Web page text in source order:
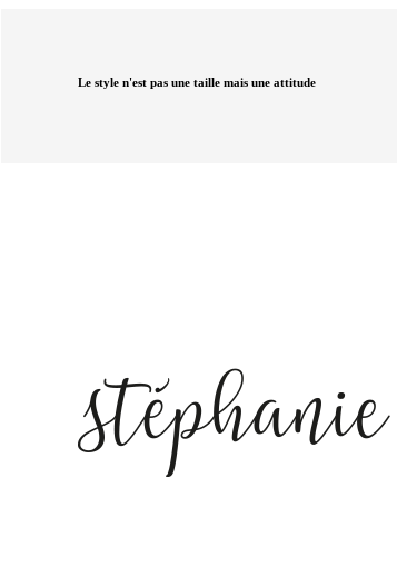
Le style n'est pas une taille mais une attitude